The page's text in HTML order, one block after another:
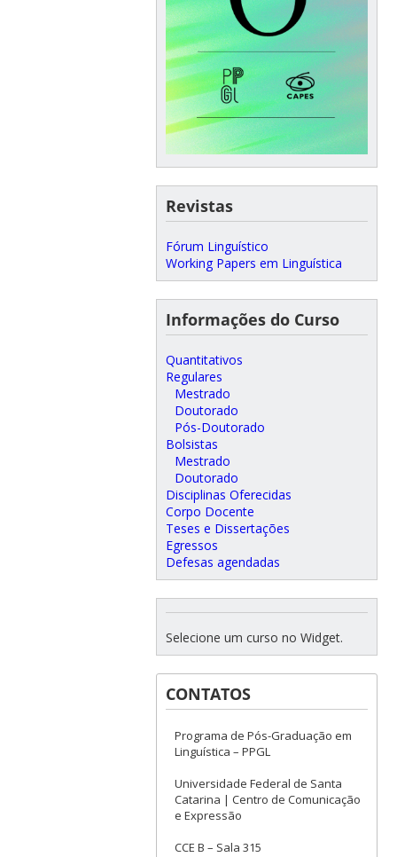
Revistas
Fórum Linguístico
Working Papers em Linguística
Informações do Curso
Quantitativos
Regulares
Mestrado
Doutorado
Pós-Doutorado
Bolsistas
Mestrado
Doutorado
Disciplinas Oferecidas
Corpo Docente
Teses e Dissertações
Egressos
Defesas agendadas
Selecione um curso no Widget.
CONTATOS
Programa de Pós-Graduação em
Linguística – PPGL
Universidade Federal de Santa
Catarina | Centro de Comunicação
e Expressão
CCE B – Sala 315